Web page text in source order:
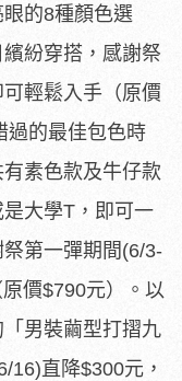
眼的8種顏色選
紛穿搭，感謝祭
輕鬆入手（原價
過的最佳包色時
素色款及牛仔款
大學T，即可一
第一彈期間(6/3-
價$790元）。以
男裝繭型打摺九
16)直降$300元，